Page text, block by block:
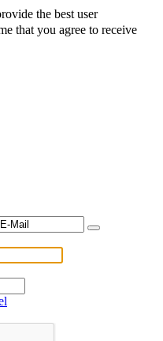
the best user
that you agree to receive